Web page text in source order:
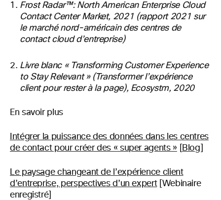
Frost Radar™: North American Enterprise Cloud
Contact Center Market, 2021 (rapport 2021 sur
le marché nord-américain des centres de
contact cloud d’entreprise)
Livre blanc « Transforming Customer Experience
to Stay Relevant » (Transformer l’expérience
client pour rester à la page), Ecosystm, 2020
En savoir plus
Intégrer la puissance des données dans les centres
de contact pour créer des « super agents »
Blog
Le paysage changeant de l’expérience client
d’entreprise, perspectives d’un expert[Webinaire
enregistré]